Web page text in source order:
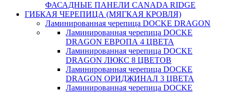
ФАСАДНЫЕ ПАНЕЛИ CANADA RIDGE
ГИБКАЯ ЧЕРЕПИЦА (МЯГКАЯ КРОВЛЯ)
Ламинированная черепица DOCKE DRAGON
Ламинированная черепица DOCKE
DRAGON ЕВРОПА 4 ЦВЕТА
Ламинированная черепица DOCKE
DRAGON ЛЮКС 8 ЦВЕТОВ
Ламинированная черепица DOCKE
DRAGON ОРИДЖИНАЛ 3 ЦВЕТА
Ламинированная черепица DOCKE